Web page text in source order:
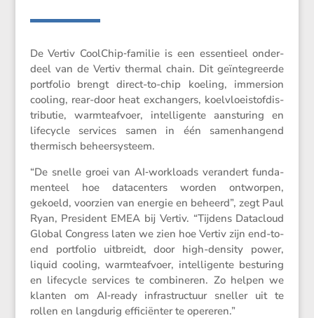
De Vertiv CoolChip‑familie is een essen­tieel onder­
deel van de Vertiv thermal chain. Dit geïnte­greerde
portfolio brengt direct-to-chip koeling, immersion
cooling, rear-door heat exchan­gers, koelvloei­stof­dis­
tri­butie, warmte­af­voer, intel­li­gente aanstu­ring en
lifecycle services samen in één samen­han­gend
thermisch beheersysteem.
“De snelle groei van AI‑workloads veran­dert funda­
men­teel hoe datacen­ters worden ontworpen,
gekoeld, voorzien van energie en beheerd”, zegt Paul
Ryan, Presi­dent EMEA bij Vertiv. “Tijdens Datacloud
Global Congress laten we zien hoe Vertiv zijn end-to-
end portfolio uitbreidt, door high-density power,
liquid cooling, warmte­af­voer, intel­li­gente bestu­ring
en lifecycle services te combi­neren. Zo helpen we
klanten om AI‑ready infra­struc­tuur sneller uit te
rollen en langdurig effici­ënter te opereren.”